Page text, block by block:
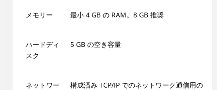
メモリー 最小 4 GB の RAM。8 GB 推奨
ハードディ
スク
5 GB の空き容量
ネットワー
構成済み TCP/IP でのネットワーク通信用の